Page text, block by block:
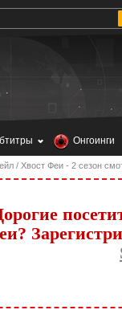
Онгоинги
/ Хвост Феи - 2 сезон